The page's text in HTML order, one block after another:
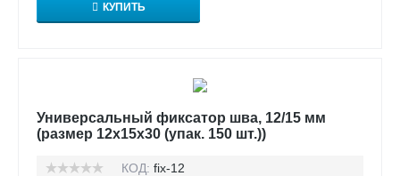
КУПИТЬ
Универсальный фиксатор шва, 12/15 мм
(размер 12х15х30 (упак. 150 шт.))
КОД: fix-12